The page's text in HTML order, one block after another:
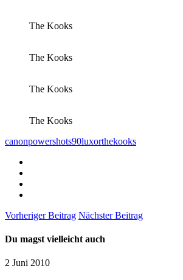
The Kooks
The Kooks
The Kooks
The Kooks
canonpowershots90luxorthekooks
Vorheriger Beitrag Nächster Beitrag
Du magst vielleicht auch
2 Juni 2010